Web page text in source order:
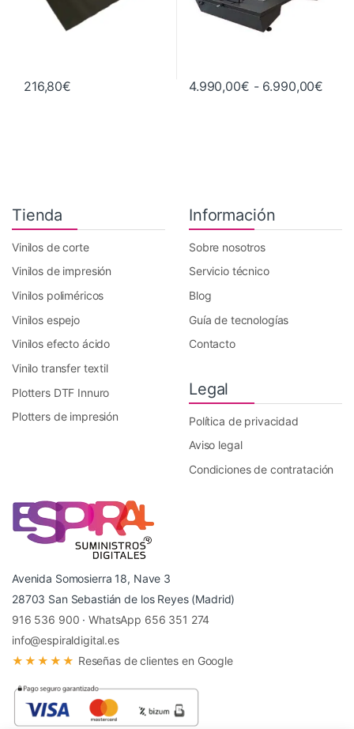
216,80€ 4.990,00€ - 6.990,00€
Este producto tiene múltiples
Tienda
Vinilos de corte
Vinilos de impresión
Vinilos poliméricos
Vinilos espejo
Vinilos efecto ácido
Vinilo transfer textil
Plotters DTF Innuro
Plotters de impresión
Información
Sobre nosotros
Servicio técnico
Blog
Guía de tecnologías
Contacto
Legal
Política de privacidad
Aviso legal
Condiciones de contratación
Avenida Somosierra 18, Nave 3
28703 San Sebastián de los Reyes (Madrid)
916 536 900 ·WhatsApp 656 351 274
info@espiraldigital.es
★★★★★ Reseñas de clientes en Google